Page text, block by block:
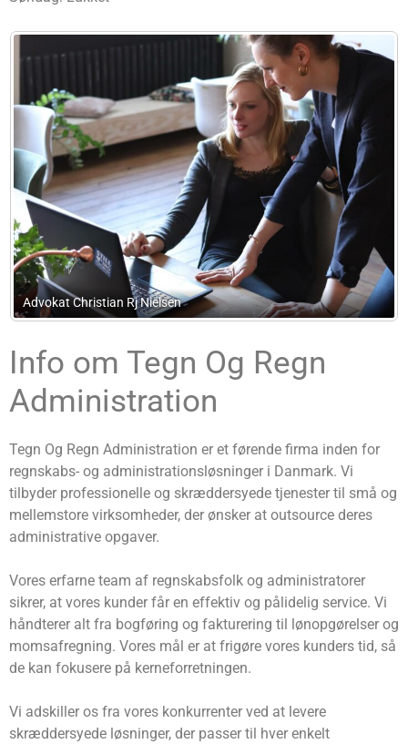
Rj Nielsen ADVODAN
Info om Tegn Og Regn
Administration
Tegn Og Regn Administration er et førende firma inden for
regnskabs- og administrationsløsninger i Danmark. Vi
tilbyder professionelle og skræddersyede tjenester til små og
mellemstore virksomheder, der ønsker at outsource deres
administrative opgaver.
Vores erfarne team af regnskabsfolk og administratorer
sikrer, at vores kunder får en effektiv og pålidelig service. Vi
håndterer alt fra bogføring og fakturering til lønopgørelser og
momsafregning. Vores mål er at frigøre vores kunders tid, så
de kan fokusere på kerneforretningen.
Vi adskiller os fra vores konkurrenter ved at levere
skræddersyede løsninger, der passer til hver enkelt